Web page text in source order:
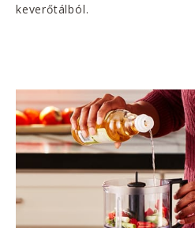
keverőtálból.